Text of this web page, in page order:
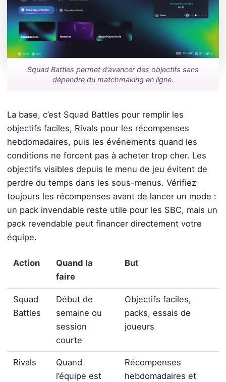
Squad Battles permet d’avancer des objectifs sans
dépendre du matchmaking en ligne.
La base, c’est Squad Battles pour remplir les
objectifs faciles, Rivals pour les récompenses
hebdomadaires, puis les événements quand les
conditions ne forcent pas à acheter trop cher. Les
objectifs visibles depuis le menu de jeu évitent de
perdre du temps dans les sous-menus. Vérifiez
toujours les récompenses avant de lancer un mode :
un pack invendable reste utile pour les SBC, mais un
pack revendable peut financer directement votre
équipe.
Action
Quand la
faire
But
Squad
Battles
Début de
semaine ou
session
courte
Objectifs faciles,
packs, essais de
joueurs
Rivals
Quand
l’équipe est
Récompenses
hebdomadaires et